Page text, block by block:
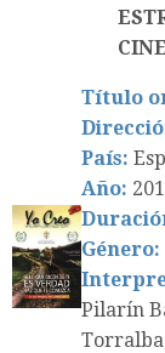
Título
País:
Año:
Género:
Pilarín